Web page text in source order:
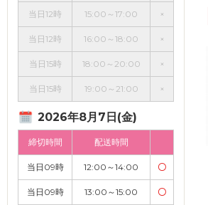
当日12時 15:00～17:00 ×
当日12時 16:00～18:00 ×
当日15時 18:00～20:00 ×
当日15時 19:00～21:00 ×
2026年8月7日(金)
締切時間 配送時間
当日09時 12:00～14:00 〇
当日09時 13:00～15:00 〇